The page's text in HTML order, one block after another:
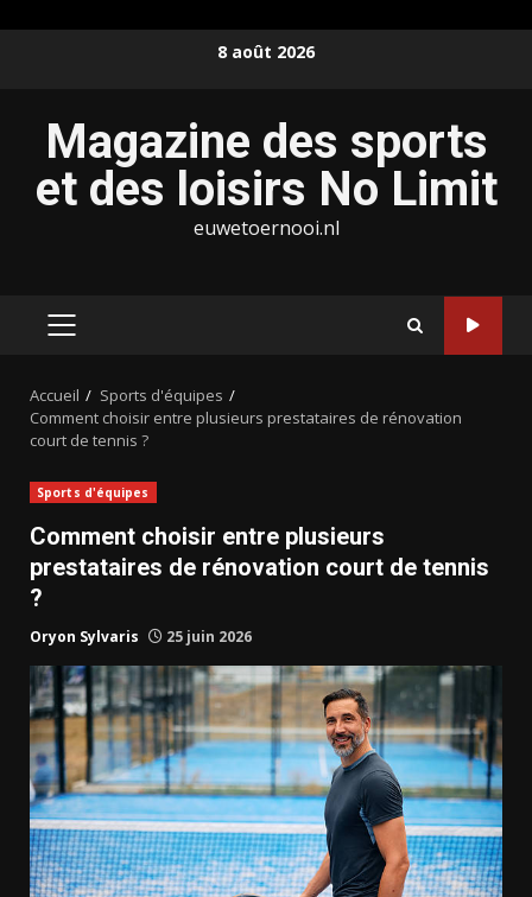
8 août 2026
Magazine des sports
et des loisirs No Limit
euwetoernooi.nl
MENU
Accueil
Sports d'équipes
Comment choisir entre plusieurs prestataires de rénovation
court de tennis ?
Sports d'équipes
Comment choisir entre plusieurs
prestataires de rénovation court de tennis
?
Oryon Sylvaris 25 juin 2026